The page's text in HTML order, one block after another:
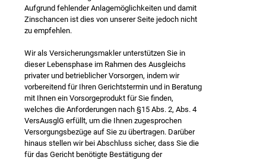
Aufgrund fehlender Anlagemöglichkeiten und damit
Zinschancen ist dies von unserer Seite jedoch nicht
zu empfehlen.
Wir als Versicherungsmakler unterstützen Sie in
dieser Lebensphase im Rahmen des Ausgleichs
privater und betrieblicher Vorsorgen, indem wir
vorbereitend für Ihren Gerichtstermin und in Beratung
mit Ihnen ein Vorsorgeprodukt für Sie finden,
welches die Anforderungen nach §15 Abs. 2, Abs. 4
VersAusglG erfüllt, um die Ihnen zugesprochen
Versorgungsbezüge auf Sie zu übertragen. Darüber
hinaus stellen wir bei Abschluss sicher, dass Sie die
für das Gericht benötigte Bestätigung der